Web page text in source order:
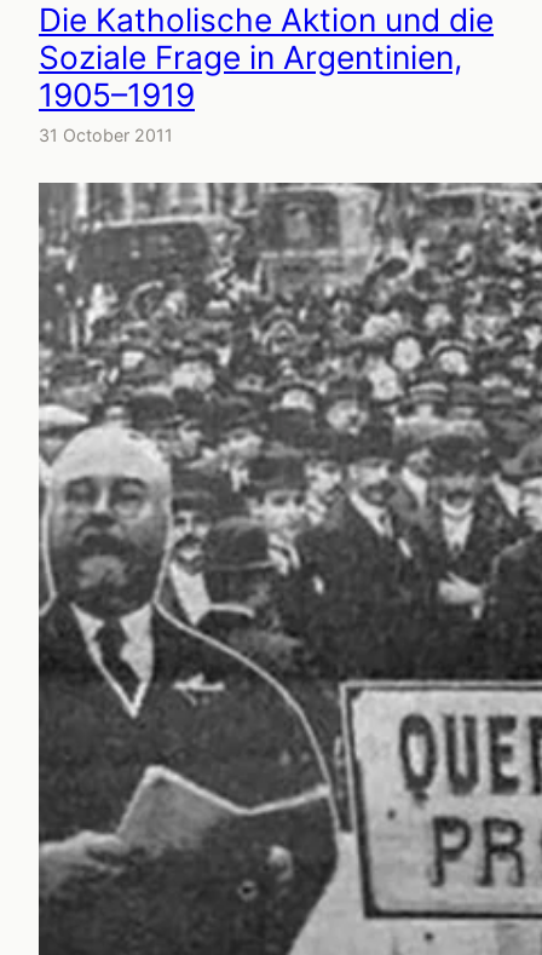
Die Katholische Aktion und die
Soziale Frage in Argentinien,
1905–1919
31 October 2011